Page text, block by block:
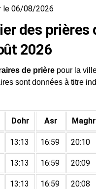
le 06/08/2026
des prières
2026
de prière pour la
sont données à titre
Dohr Asr
13:13 16:59 20:10
13:13 16:59 20:09
13:13 16:59 20:08